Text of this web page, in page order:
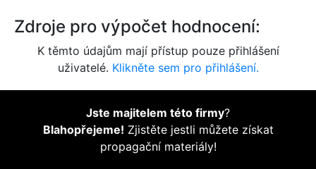
Zdroje pro výpočet hodnocení:
K těmto údajům mají přístup pouze přihlášení
uživatelé. Klikněte sem pro přihlášení.
Jste majitelem této firmy?
Blahopřejeme! Zjistěte jestli můžete získat
propagační materiály!